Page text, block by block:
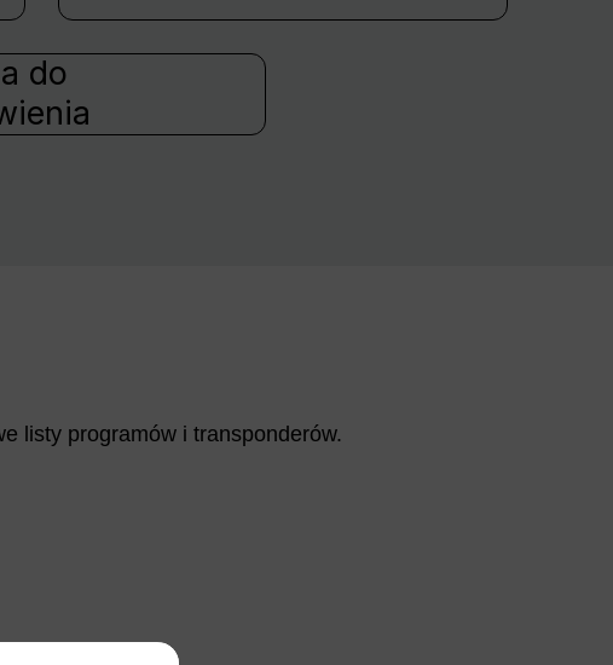
do
listy programów i transponderów.